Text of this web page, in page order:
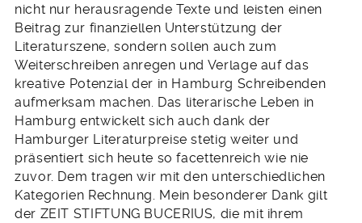
nicht nur herausragende Texte und leisten einen
Beitrag zur finanziellen Unterstützung der
Literaturszene, sondern sollen auch zum
Weiterschreiben anregen und Verlage auf das
kreative Potenzial der in Hamburg Schreibenden
aufmerksam machen. Das literarische Leben in
Hamburg entwickelt sich auch dank der
Hamburger Literaturpreise stetig weiter und
präsentiert sich heute so facettenreich wie nie
zuvor. Dem tragen wir mit den unterschiedlichen
Kategorien Rechnung. Mein besonderer Dank gilt
der ZEIT STIFTUNG BUCERIUS, die mit ihrem